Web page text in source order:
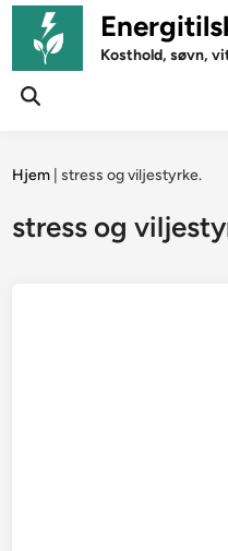
Skip
content
Kosthold, søvn,
Open
Hjem |stress og viljestyrke.
stress og